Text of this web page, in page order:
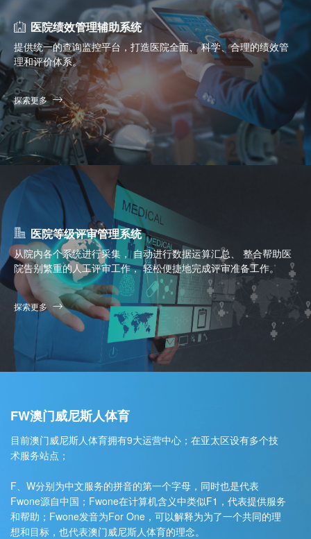
医院绩效管理辅助系统
提供统一的查询监控平台，打造医院全面、 科学、合理的绩效管
理和评价体系。
探索更多
医院等级评审管理系统
从院内各个系统进行采集， 自动进行数据运算汇总、 整合帮助医
院告别繁重的人工评审工作， 轻松便捷地完成评审准备工作。
探索更多
FW澳门威尼斯人体育
目前澳门威尼斯人体育拥有9大运营中心；在亚太区设有多个技
术服务站点；
F、W分别为中文服务的拼音的第一个字母，同时也是代表
Fwone源自中国；Fwone在计算机含义中类似F1，代表提供服务
和帮助；Fwone发音为For One，可以解释为为了一个共同的理
想和目标，也代表澳门威尼斯人体育的理念。